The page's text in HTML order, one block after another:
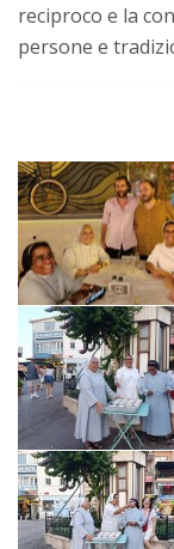
reciproco e la
persone e